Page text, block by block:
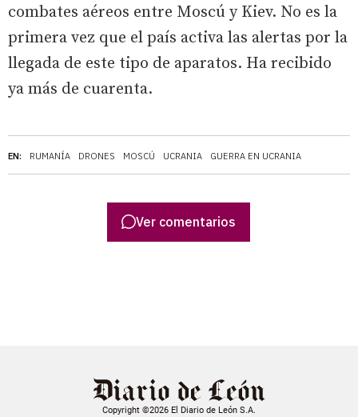
EN: RUMANÍA DRONES MOSCÚ UCRANIA GUERRA EN UCRANIA
combates aéreos entre Moscú y Kiev. No es la
primera vez que el país activa las alertas por la
llegada de este tipo de aparatos. Ha recibido
ya más de cuarenta.
Ver comentarios
Copyright ©2026 El Diario de León S.A.